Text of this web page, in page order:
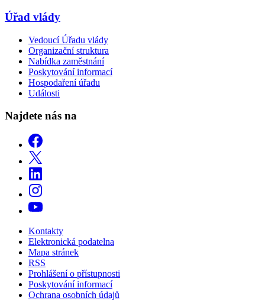
Úřad vlády
Vedoucí Úřadu vlády
Organizační struktura
Nabídka zaměstnání
Poskytování informací
Hospodaření úřadu
Události
Najdete nás na
Kontakty
Elektronická podatelna
Mapa stránek
RSS
Prohlášení o přístupnosti
Poskytování informací
Ochrana osobních údajů